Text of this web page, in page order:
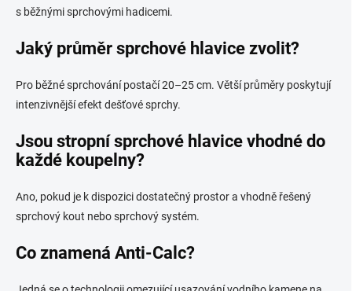
s běžnými sprchovými hadicemi.
Jaký průměr sprchové hlavice zvolit?
Pro běžné sprchování postačí 20–25 cm. Větší průměry poskytují
intenzivnější efekt dešťové sprchy.
Jsou stropní sprchové hlavice vhodné do
každé koupelny?
Ano, pokud je k dispozici dostatečný prostor a vhodně řešený
sprchový kout nebo sprchový systém.
Co znamená Anti-Calc?